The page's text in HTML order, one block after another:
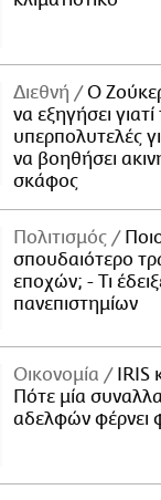
Διεθνή
Ο
να εξηγήσει γιατί
υπερπολυτελές
να βοηθήσει
σκάφος
Πολιτισμός
Ποιο
σπουδαιότερο
εποχών; - Τι
πανεπιστημίων
Οικονομία
IRIS
Πότε μία
αδελφών φέρνει